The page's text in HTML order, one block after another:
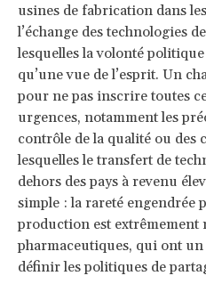
usines de fabrication dans
l’échange des technologies
lesquelles la volonté politique
qu’une vue de l’esprit. Un
pour ne pas inscrire toutes
urgences, notamment les
contrôle de la qualité ou des
lesquelles le transfert de
dehors des pays à revenu
simple : la rareté engendrée
production est extrêmement
pharmaceutiques, qui ont
définir les politiques de